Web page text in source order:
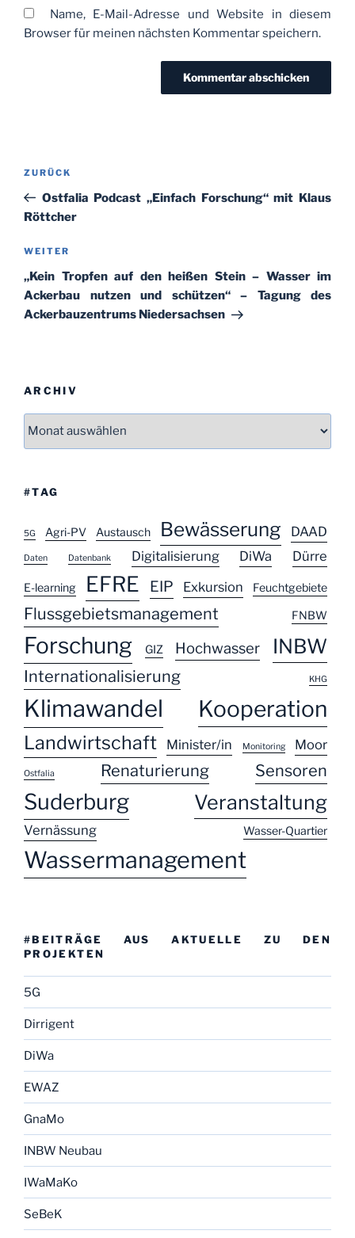
Name, E-Mail-Adresse und Website in diesem
Browser für meinen nächsten Kommentar speichern.
Beitragsnavigation
Vorheriger
Beitrag
ZURÜCK
Ostfalia Podcast „Einfach Forschung“ mit Klaus
Röttcher
Nächster
Beitrag
WEITER
„Kein Tropfen auf den heißen Stein – Wasser im
Ackerbau nutzen und schützen“ – Tagung des
Ackerbauzentrums Niedersachsen
ARCHIV
Archiv
#TAG
5G Agri-PV Austausch Bewässerung DAAD
Daten Datenbank Digitalisierung DiWa Dürre
E-learning EFRE EIP Exkursion Feuchtgebiete
Flussgebietsmanagement FNBW
Forschung GIZ Hochwasser INBW
Internationalisierung KHG
Klimawandel Kooperation
Landwirtschaft Minister/in Monitoring Moor
Ostfalia Renaturierung Sensoren
Suderburg Veranstaltung
Vernässung Wasser-Quartier
Wassermanagement
#BEITRÄGE AUS AKTUELLE ZU DEN
PROJEKTEN
5G
Dirrigent
DiWa
EWAZ
GnaMo
INBW Neubau
IWaMaKo
SeBeK